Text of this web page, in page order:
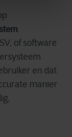
of software
en dat
manier